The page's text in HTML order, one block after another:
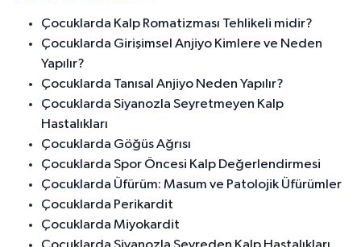
Çocuklarda Kalp Romatizması Tehlikeli midir?
Çocuklarda Girişimsel Anjiyo Kimlere ve Neden
Yapılır?
Çocuklarda Tanısal Anjiyo Neden Yapılır?
Çocuklarda Siyanozla Seyretmeyen Kalp
Hastalıkları
Çocuklarda Göğüs Ağrısı
Çocuklarda Spor Öncesi Kalp Değerlendirmesi
Çocuklarda Üfürüm: Masum ve Patolojik Üfürümler
Çocuklarda Perikardit
Çocuklarda Miyokardit